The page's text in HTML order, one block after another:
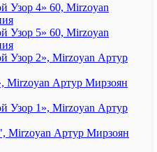
Узор 4» 60, Mirzoyan
Узор 5» 60, Mirzoyan
Узор 2», Mirzoyan Артур
Mirzoyan Артур Мирзоян
Узор 1», Mirzoyan Артур
Mirzoyan Артур Мирзоян